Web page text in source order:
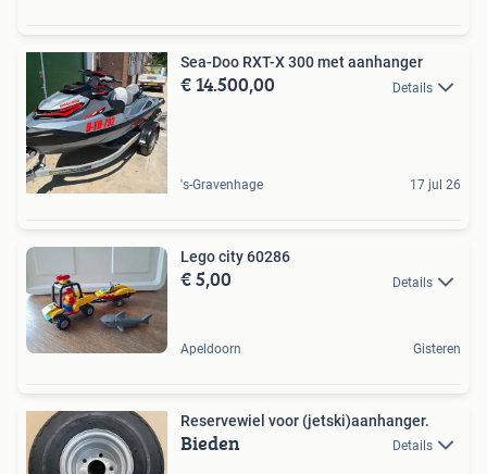
Sea-Doo RXT-X 300 met aanhanger
€ 14.500,00 Details
's-Gravenhage 17 jul 26
Lego city 60286
€ 5,00 Details
Apeldoorn Gisteren
Reservewiel voor (jetski)aanhanger.
Bieden Details